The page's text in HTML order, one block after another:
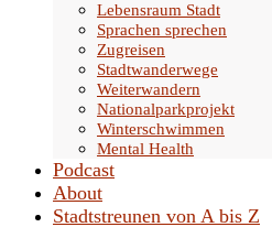
Lebensraum Stadt
Sprachen sprechen
Zugreisen
Stadtwanderwege
Weiterwandern
Nationalparkprojekt
Winterschwimmen
Mental Health
Podcast
About
Stadtstreunen von A bis Z